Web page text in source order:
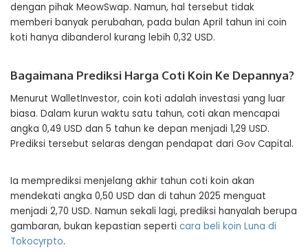
dengan pihak MeowSwap. Namun, hal tersebut tidak
memberi banyak perubahan, pada bulan April tahun ini coin
koti hanya dibanderol kurang lebih 0,32 USD.
Bagaimana Prediksi Harga Coti Koin Ke Depannya?
Menurut WalletInvestor, coin koti adalah investasi yang luar
biasa. Dalam kurun waktu satu tahun, coti akan mencapai
angka 0,49 USD dan 5 tahun ke depan menjadi 1,29 USD.
Prediksi tersebut selaras dengan pendapat dari Gov Capital.
Ia memprediksi menjelang akhir tahun coti koin akan
mendekati angka 0,50 USD dan di tahun 2025 menguat
menjadi 2,70 USD. Namun sekali lagi, prediksi hanyalah berupa
gambaran, bukan kepastian seperti cara beli koin Luna di
Tokocyrpto.